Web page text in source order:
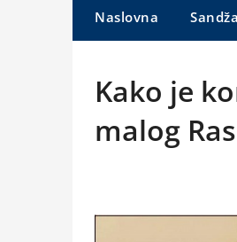
Naslovna
Kako je
malog